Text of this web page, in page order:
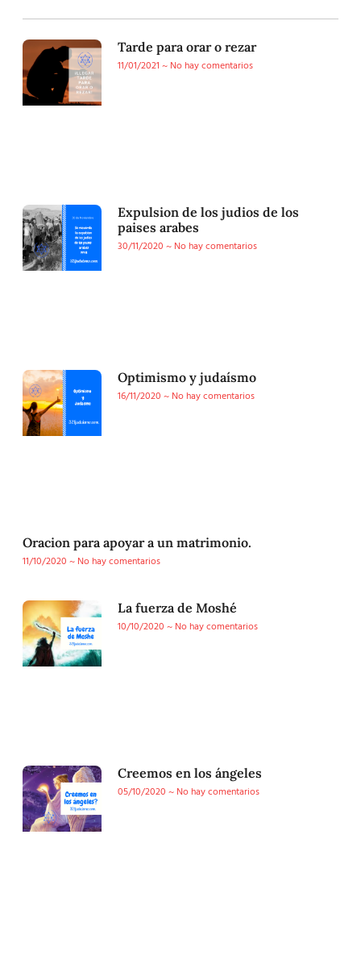
Tarde para orar o rezar
11/01/2021
No hay comentarios
Expulsion de los judios de los
paises arabes
30/11/2020
No hay comentarios
Optimismo y judaísmo
16/11/2020
No hay comentarios
Oracion para apoyar a un matrimonio.
11/10/2020
No hay comentarios
La fuerza de Moshé
10/10/2020
No hay comentarios
Creemos en los ángeles
05/10/2020
No hay comentarios